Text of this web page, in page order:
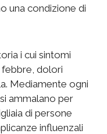
una condizione di
i cui sintomi
dolori
Mediamente ogni
ammalano per
di persone
influenzali